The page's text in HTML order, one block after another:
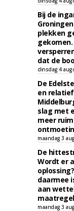
Bij de
plekken
dat de
dinsdag 4
De
en
slag met
meer
maandag 3
De
Wordt er
daarmee
aan
maandag 3